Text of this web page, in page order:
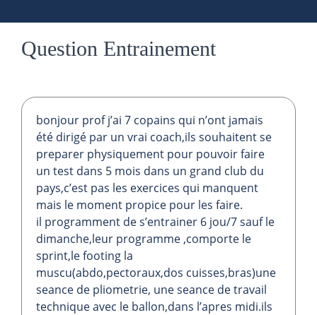
Question Entrainement
bonjour prof j’ai 7 copains qui n’ont jamais
été dirigé par un vrai coach,ils souhaitent se
preparer physiquement pour pouvoir faire
un test dans 5 mois dans un grand club du
pays,c’est pas les exercices qui manquent
mais le moment propice pour les faire.
il programment de s’entrainer 6 jou/7 sauf le
dimanche,leur programme ,comporte le
sprint,le footing la
muscu(abdo,pectoraux,dos cuisses,bras)une
seance de pliometrie, une seance de travail
technique avec le ballon,dans l’apres midi.ils